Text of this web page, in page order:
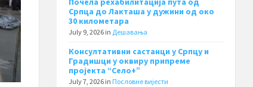
Српца до Лакташа у дужини од око
30 километара
July 9, 2026 in Дешавања
Консултативни састанци у Српцу и
Градишци у оквиру припреме
пројекта “Село+”
July 7, 2026 in Пословне вијести